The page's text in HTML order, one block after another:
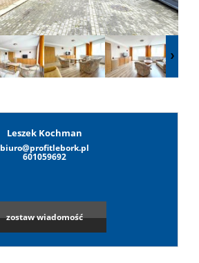
Lokale
Hale
Leaflet
Leszek Kochman
biuro@profitlebork.pl
601059692
zostaw wiadomość